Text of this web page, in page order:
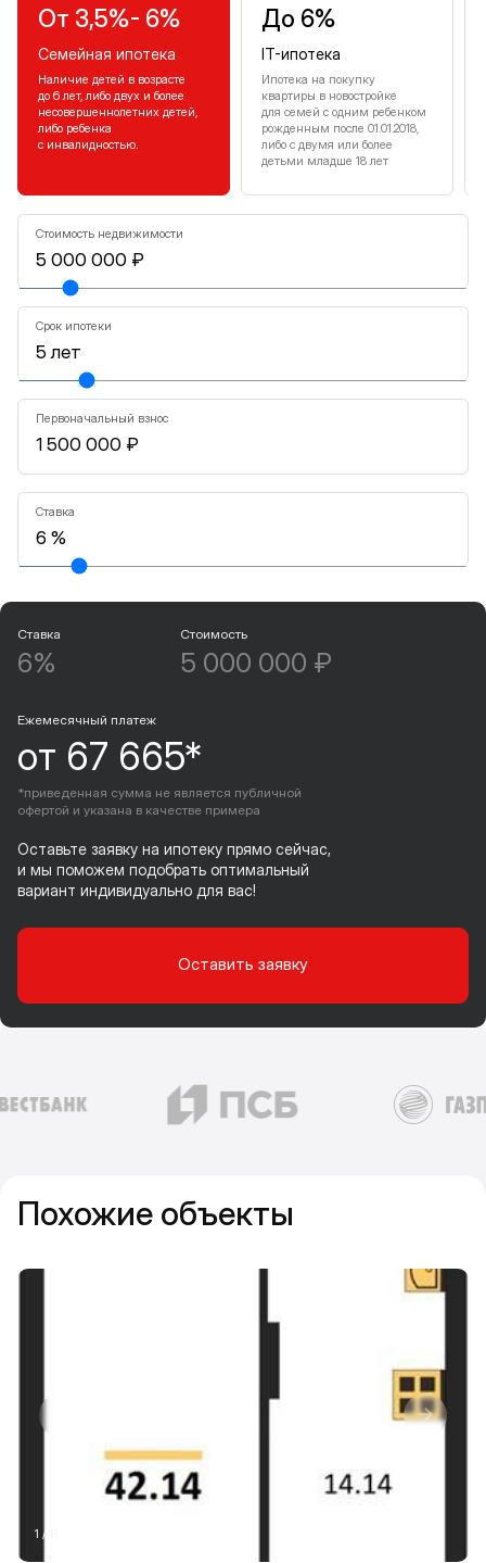
От 3,5%- 6%
Семейная ипотека
Наличие детей в возрасте
до 6 лет, либо двух и более
несовершеннолетних детей,
либо ребенка
с инвалидностью.
До 6%
IT-ипотека
Ипотека на покупку
квартиры в новостройке
для семей с одним ребенком
рожденным после 01.01.2018,
либо с двумя или более
детьми младше 18 лет
Стоимость недвижимости
Срок ипотеки
Первоначальный взнос
Ставка
Ставка
6%
Стоимость
5 000 000 ₽
Ежемесячный платеж
от 67 665*
*приведенная сумма не является публичной
офертой и указана в качестве примера
Оставьте заявку на ипотеку прямо сейчас,
и мы поможем подобрать оптимальный
вариант индивидуально для вас!
Оставить заявку
Похожие объекты
1 / 8